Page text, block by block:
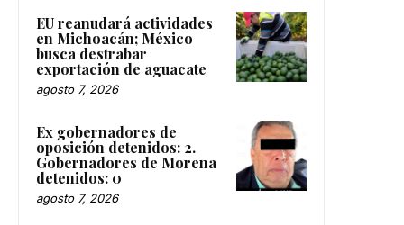
EU reanudará actividades
en Michoacán; México
busca destrabar
exportación de aguacate
agosto 7, 2026
Ex gobernadores de
oposición detenidos: 2.
Gobernadores de Morena
detenidos: 0
agosto 7, 2026